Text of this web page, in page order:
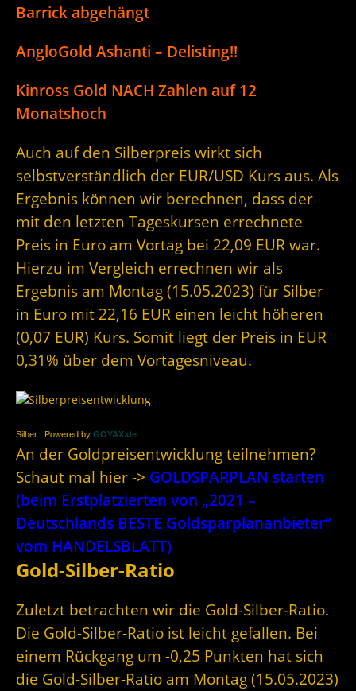
Barrick abgehängt
AngloGold Ashanti – Delisting!!
Kinross Gold NACH Zahlen auf 12
Monatshoch
Auch auf den Silberpreis wirkt sich
selbstverständlich der EUR/USD Kurs aus. Als
Ergebnis können wir berechnen, dass der
mit den letzten Tageskursen errechnete
Preis in Euro am Vortag bei 22,09 EUR war.
Hierzu im Vergleich errechnen wir als
Ergebnis am Montag (15.05.2023) für Silber
in Euro mit 22,16 EUR einen leicht höheren
(0,07 EUR) Kurs. Somit liegt der Preis in EUR
0,31% über dem Vortagesniveau.
Silber | Powered by GOYAX.de
An der Goldpreisentwicklung teilnehmen?
Schaut mal hier -> GOLDSPARPLAN starten
(beim Erstplatzierten von „2021 –
Deutschlands BESTE Goldsparplananbieter“
vom HANDELSBLATT)
Gold-Silber-Ratio
Zuletzt betrachten wir die Gold-Silber-Ratio.
Die Gold-Silber-Ratio ist leicht gefallen. Bei
einem Rückgang um -0,25 Punkten hat sich
die Gold-Silber-Ratio am Montag (15.05.2023)